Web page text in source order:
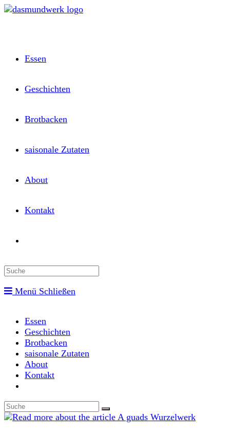
Zum
Essen
Geschichten
Brotbacken
saisonale Zutaten
About
Kontakt
website
Menü Schließen
Essen
Geschichten
Brotbacken
saisonale Zutaten
About
Kontakt
search